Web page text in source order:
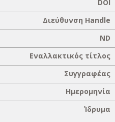
DOI
Διεύθυνση Handle
ND
Εναλλακτικός τίτλος
Συγγραφέας
Ημερομηνία
Ίδρυμα